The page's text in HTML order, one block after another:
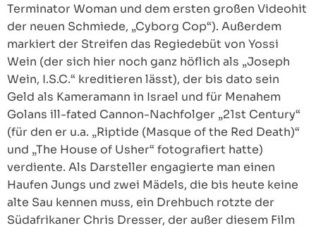
Terminator Woman und dem ersten großen Videohit
der neuen Schmiede, „Cyborg Cop“). Außerdem
markiert der Streifen das Regiedebüt von Yossi
Wein (der sich hier noch ganz höflich als „Joseph
Wein, I.S.C.“ kreditieren lässt), der bis dato sein
Geld als Kameramann in Israel und für Menahem
Golans ill-fated Cannon-Nachfolger „21st Century“
(für den er u.a. „Riptide (Masque of the Red Death)“
und „The House of Usher“ fotografiert hatte)
verdiente. Als Darsteller engagierte man einen
Haufen Jungs und zwei Mädels, die bis heute keine
alte Sau kennen muss, ein Drehbuch rotzte der
Südafrikaner Chris Dresser, der außer diesem Film